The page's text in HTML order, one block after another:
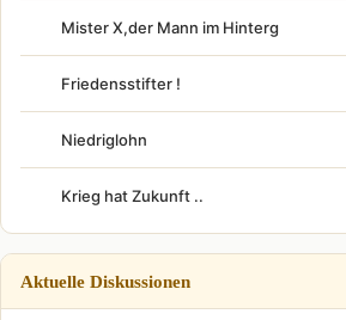
Mister X,der Mann im Hinterg
Friedensstifter !
Niedriglohn
Krieg hat Zukunft ..
Aktuelle Diskussionen